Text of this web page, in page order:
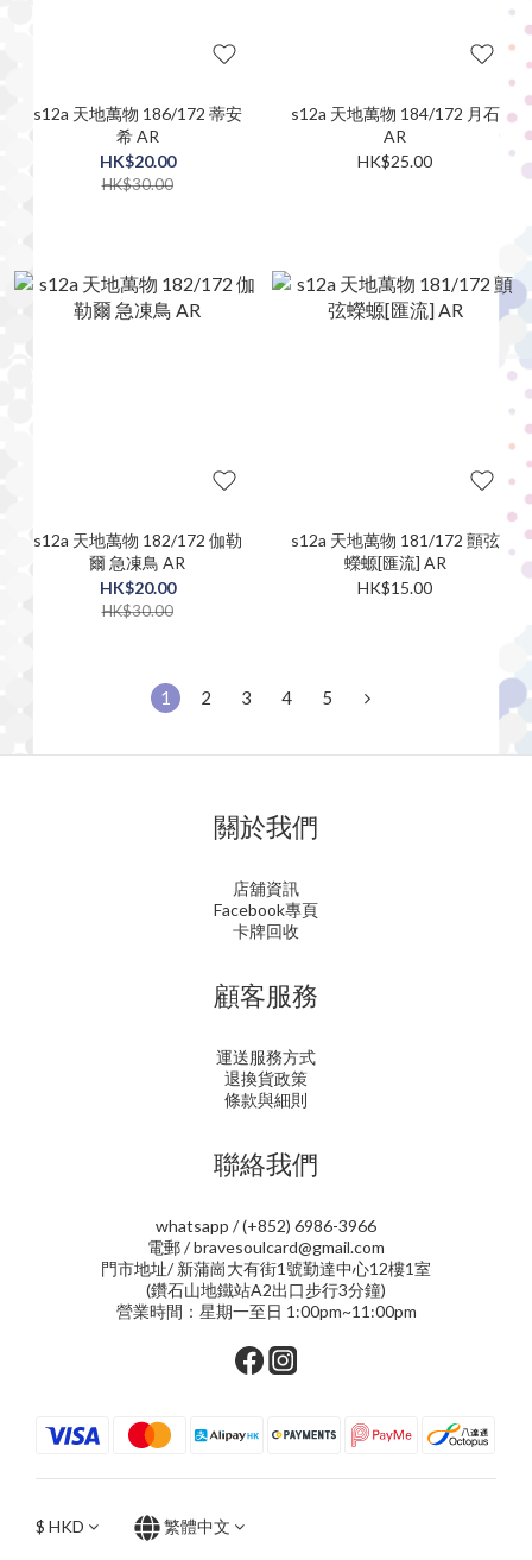
s12a 天地萬物 186/172 蒂安
希 AR
HK$20.00
HK$30.00
s12a 天地萬物 184/172 月石
AR
HK$25.00
s12a 天地萬物 182/172 伽勒
爾 急凍鳥 AR
HK$20.00
HK$30.00
s12a 天地萬物 181/172 顫弦
蠑螈[匯流] AR
HK$15.00
1 2 3 4 5
關於我們
店舖資訊
Facebook專頁
卡牌回收
顧客服務
運送服務方式
退換貨政策
條款與細則
聯絡我們
whatsapp / (+852) 6986-3966
電郵 / bravesoulcard@gmail.com
門市地址/ 新蒲崗大有街1號勤達中心12樓1室
(鑽石山地鐵站A2出口步行3分鐘)
營業時間：星期一至日 1:00pm~11:00pm
$ HKD 繁體中文